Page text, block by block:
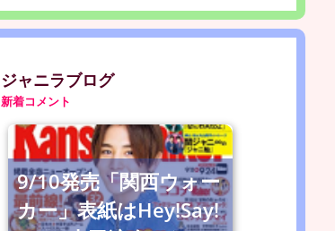
ジャニラブログ
新着コメント
9/10発売「関西ウォー
カー」表紙はHey!Say!